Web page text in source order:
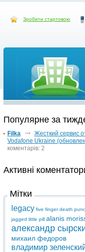
Зробити стартовою
Популярне за
Filka
Жесткий сервис
Vodafone Ukraine
коментарів: 2
Активні
Мітки
legacy five finger death
jagged little pill alanis
александр
михаил федоров
владимир